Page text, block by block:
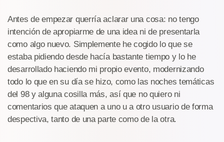
Antes de empezar querría aclarar una cosa: no tengo
intención de apropiarme de una idea ni de presentarla
como algo nuevo. Simplemente he cogido lo que se
estaba pidiendo desde hacía bastante tiempo y lo he
desarrollado haciendo mi propio evento, modernizando
todo lo que en su día se hizo, como las noches temáticas
del 98 y alguna cosilla más, así que no quiero ni
comentarios que ataquen a uno u a otro usuario de forma
despectiva, tanto de una parte como de la otra.